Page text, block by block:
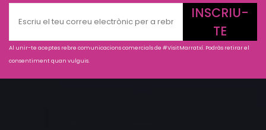
INSCRIU-
TE
Al unir-te aceptes rebre comunicacions comercials de #VisitMarratxí. Podràs retirar el
consentiment quan vulguis.